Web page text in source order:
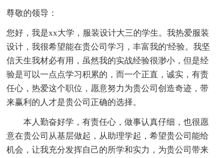
尊敬的领导：
您好，我是xx大学，服装设计大三的学生。我热爱服装
设计，我很希望能在贵公司学习，丰富我的'经验。我坚
信天生我材必有用，虽然我的实战经验很渺小，但是经
验是可以一点点学习积累的，而一个正直，诚实，有责
任心，热爱这个职位，愿意努力为贵公司创造奇迹，带
来赢利的人才是贵公司正确的选择。
本人勤奋好学，有责任心，做事认真仔细，也很愿
意在贵公司从基层做起，从助理学起，希望贵公司能给
机会，让我充分发挥自己的所学和实力，为贵公司带来